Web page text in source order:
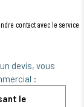
contact avec le service
devis, vous
:
le